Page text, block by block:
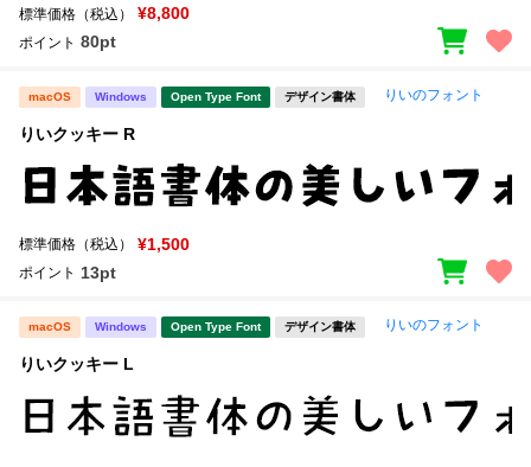
標準価格（税込） ¥8,800
ポイント 80pt
macOS Windows Open Type Font デザイン書体 りいのフォント
りいクッキー R
標準価格（税込） ¥1,500
ポイント 13pt
macOS Windows Open Type Font デザイン書体 りいのフォント
りいクッキー L